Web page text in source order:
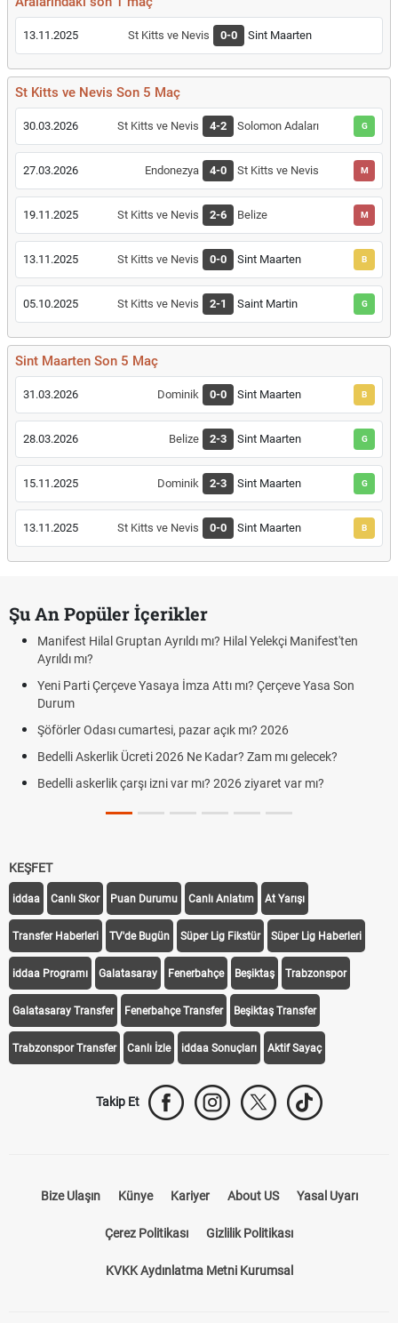
13.11.2025 St Kitts ve Nevis 0-0 Sint Maarten
St Kitts ve Nevis Son 5 Maç
30.03.2026 St Kitts ve Nevis 4-2 Solomon Adaları G
27.03.2026 Endonezya 4-0 St Kitts ve Nevis M
19.11.2025 St Kitts ve Nevis 2-6 Belize M
13.11.2025 St Kitts ve Nevis 0-0 Sint Maarten B
05.10.2025 St Kitts ve Nevis 2-1 Saint Martin G
Sint Maarten Son 5 Maç
31.03.2026 Dominik 0-0 Sint Maarten B
28.03.2026 Belize 2-3 Sint Maarten G
15.11.2025 Dominik 2-3 Sint Maarten G
13.11.2025 St Kitts ve Nevis 0-0 Sint Maarten B
Şu An Popüler İçerikler
Manifest Hilal Gruptan Ayrıldı mı? Hilal Yelekçi Manifest'ten
Ayrıldı mı?
Yeni Parti Çerçeve Yasaya İmza Attı mı? Çerçeve Yasa Son
Durum
Şöförler Odası cumartesi, pazar açık mı? 2026
Bedelli Askerlik Ücreti 2026 Ne Kadar? Zam mı gelecek?
Bedelli askerlik çarşı izni var mı? 2026 ziyaret var mı?
KEŞFET
iddaa Canlı Skor Puan Durumu Canlı Anlatım At Yarışı
Transfer Haberleri TV'de Bugün Süper Lig Fikstür Süper Lig Haberleri
iddaa Programı Galatasaray Fenerbahçe Beşiktaş Trabzonspor
Galatasaray Transfer Fenerbahçe Transfer Beşiktaş Transfer
Trabzonspor Transfer Canlı İzle iddaa Sonuçları Aktif Sayaç
Takip Et
Bize Ulaşın Künye Kariyer About US Yasal Uyarı
Çerez Politikası Gizlilik Politikası
KVKK Aydınlatma Metni Kurumsal